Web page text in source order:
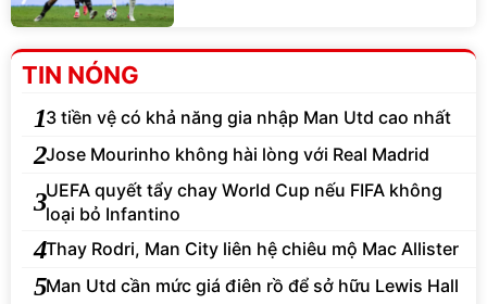
TIN NÓNG
13 tiền vệ có khả năng gia nhập Man Utd cao nhất
2Jose Mourinho không hài lòng với Real Madrid
3UEFA quyết tẩy chay World Cup nếu FIFA không
loại bỏ Infantino
4Thay Rodri, Man City liên hệ chiêu mộ Mac Allister
5Man Utd cần mức giá điên rồ để sở hữu Lewis Hall